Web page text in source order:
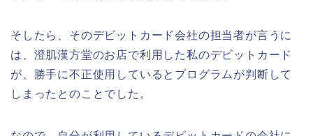
そしたら、そのデビットカード会社の担当者が言うに
は、澄肌漢方堂のお店で利用した私のデビットカード
が、勝手に不正使用しているとプログラムが判断して
しまったとのことでした。